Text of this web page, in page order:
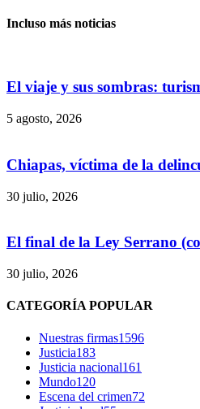
Incluso más noticias
El viaje y sus sombras:
5 agosto, 2026
Chiapas, víctima de la
30 julio, 2026
El final de la Ley Serrano
30 julio, 2026
CATEGORÍA POPULAR
Nuestras firmas1596
Justicia183
Justicia nacional161
Mundo120
Escena del crimen72